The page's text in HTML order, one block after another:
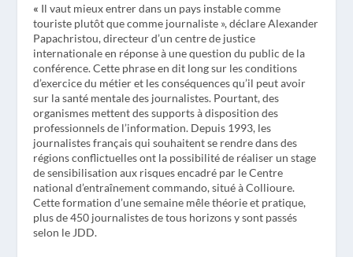
« Il vaut mieux entrer dans un pays instable comme
touriste plutôt que comme journaliste », déclare Alexander
Papachristou, directeur d’un centre de justice
internationale en réponse à une question du public de la
conférence. Cette phrase en dit long sur les conditions
d’exercice du métier et les conséquences qu’il peut avoir
sur la santé mentale des journalistes. Pourtant, des
organismes mettent des supports à disposition des
professionnels de l’information. Depuis 1993, les
journalistes français qui souhaitent se rendre dans des
régions conflictuelles ont la possibilité de réaliser un stage
de sensibilisation aux risques encadré par le Centre
national d’entraînement commando, situé à Collioure.
Cette formation d’une semaine mêle théorie et pratique,
plus de 450 journalistes de tous horizons y sont passés
selon le JDD.